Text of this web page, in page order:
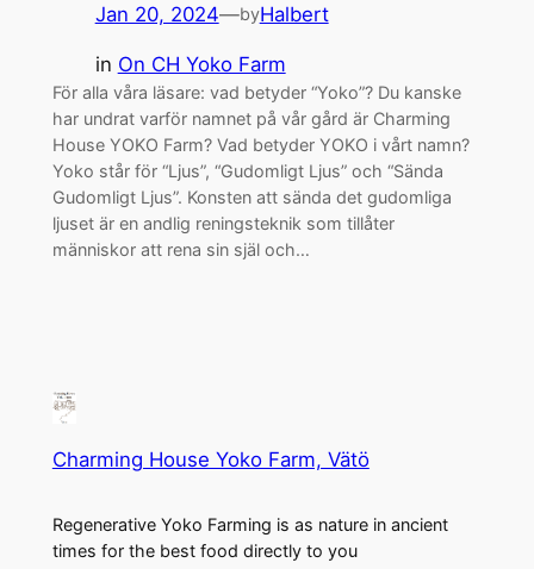
Jan 20, 2024—byHalbert
in On CH Yoko Farm
För alla våra läsare: vad betyder “Yoko”? Du kanske
har undrat varför namnet på vår gård är Charming
House YOKO Farm? Vad betyder YOKO i vårt namn?
Yoko står för “Ljus”, “Gudomligt Ljus” och “Sända
Gudomligt Ljus”. Konsten att sända det gudomliga
ljuset är en andlig reningsteknik som tillåter
människor att rena sin själ och…
Charming House Yoko Farm, Vätö
Regenerative Yoko Farming is as nature in ancient
times for the best food directly to you